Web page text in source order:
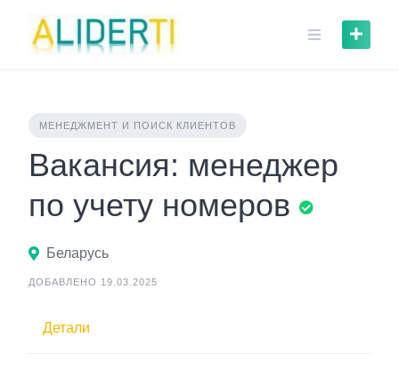
content
МЕНЕДЖМЕНТ И ПОИСК КЛИЕНТОВ
Вакансия: менеджер
по учету номеров
Беларусь
ДОБАВЛЕНО 19.03.2025
Детали